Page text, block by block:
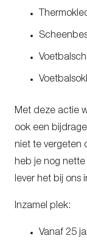
Met deze actie
ook een
niet te vergeten
heb je nog
lever het bij ons
Inzamel plek:
Vanaf 25